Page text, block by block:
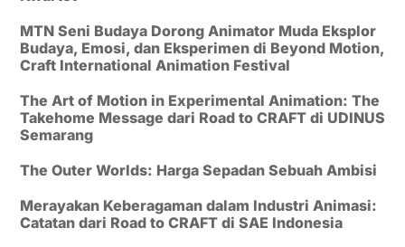
MTN Seni Budaya Dorong Animator Muda Eksplor
Budaya, Emosi, dan Eksperimen di Beyond Motion,
Craft International Animation Festival
The Art of Motion in Experimental Animation: The
Takehome Message dari Road to CRAFT di UDINUS
Semarang
The Outer Worlds: Harga Sepadan Sebuah Ambisi
Merayakan Keberagaman dalam Industri Animasi:
Catatan dari Road to CRAFT di SAE Indonesia